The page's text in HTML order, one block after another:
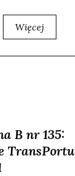
Więcej
B nr 135:
TransPortu